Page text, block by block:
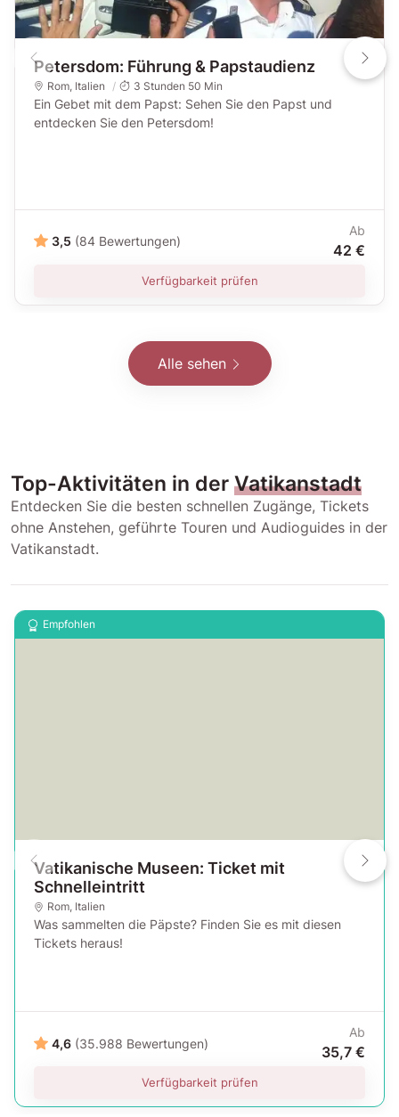
Petersdom: Führung & Papstaudienz
Rom, Italien 3 Stunden 50 Min
Ein Gebet mit dem Papst: Sehen Sie den Papst und
entdecken Sie den Petersdom!
3,5 (84 Bewertungen)
Ab
42 €
Verfügbarkeit prüfen
Alle sehen
Top-Aktivitäten in der Vatikanstadt
Entdecken Sie die besten schnellen Zugänge, Tickets
ohne Anstehen, geführte Touren und Audioguides in der
Vatikanstadt.
Empfohlen
Vatikanische Museen: Ticket mit
Schnelleintritt
Rom, Italien
Was sammelten die Päpste? Finden Sie es mit diesen
Tickets heraus!
4,6 (35.988 Bewertungen)
Ab
35,7 €
Verfügbarkeit prüfen